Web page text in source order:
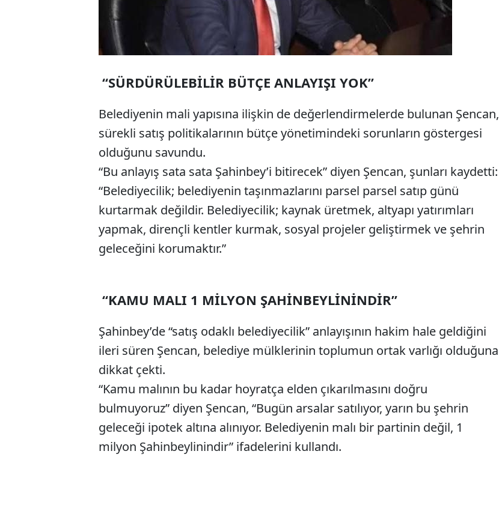
“SÜRDÜRÜLEBİLİR BÜTÇE ANLAYIŞI YOK”
Belediyenin mali yapısına ilişkin de değerlendirmelerde bulunan Şencan,
sürekli satış politikalarının bütçe yönetimindeki sorunların göstergesi
olduğunu savundu.
“Bu anlayış sata sata Şahinbey’i bitirecek” diyen Şencan, şunları kaydetti:
“Belediyecilik; belediyenin taşınmazlarını parsel parsel satıp günü
kurtarmak değildir. Belediyecilik; kaynak üretmek, altyapı yatırımları
yapmak, dirençli kentler kurmak, sosyal projeler geliştirmek ve şehrin
geleceğini korumaktır.”
“KAMU MALI 1 MİLYON ŞAHİNBEYLİNİNDİR”
Şahinbey’de “satış odaklı belediyecilik” anlayışının hakim hale geldiğini
ileri süren Şencan, belediye mülklerinin toplumun ortak varlığı olduğuna
dikkat çekti.
“Kamu malının bu kadar hoyratça elden çıkarılmasını doğru
bulmuyoruz” diyen Şencan, “Bugün arsalar satılıyor, yarın bu şehrin
geleceği ipotek altına alınıyor. Belediyenin malı bir partinin değil, 1
milyon Şahinbeylinindir” ifadelerini kullandı.